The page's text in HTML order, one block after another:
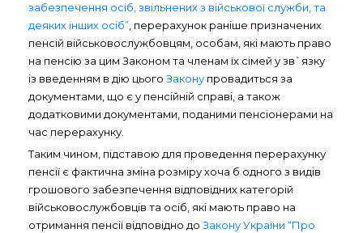
забезпечення осіб, звільнених з військової служби, та
деяких інших осіб” , перерахунок раніше призначених
пенсій військовослужбовцям, особам, які мають право
на пенсію за цим Законом та членам їх сімей у зв`язку
із введенням в дію цього Закону провадиться за
документами, що є у пенсійній справі, а також
додатковими документами, поданими пенсіонерами на
час перерахунку.
Таким чином, підставою для проведення перерахунку
пенсії є фактична зміна розміру хоча б одного з видів
грошового забезпечення відповідних категорій
військовослужбовців та осіб, які мають право на
отримання пенсії відповідно до Закону України “Про